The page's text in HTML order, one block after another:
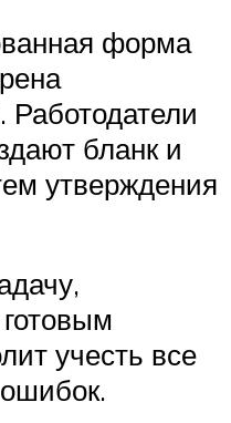
форма
Работодатели
бланк и
утверждения
учесть все